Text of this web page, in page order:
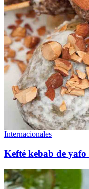
Internacionales
Kefté kebab de yafo